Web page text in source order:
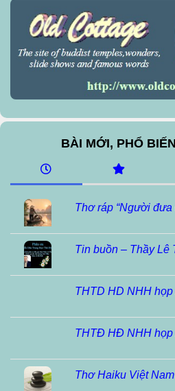
BÀI MỚI, PHỔ
Thơ ráp “Người đưa
Tin buồn – Thầy Lê
THTD HD NHH họp
THTĐ HĐ NHH họp
Thơ Haiku Việt Nam